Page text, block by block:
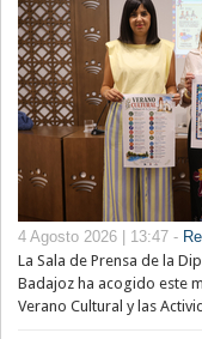
4 Agosto 2026 | 13:47 -
La Sala de Prensa de la
Badajoz ha acogido este
Verano Cultural y las